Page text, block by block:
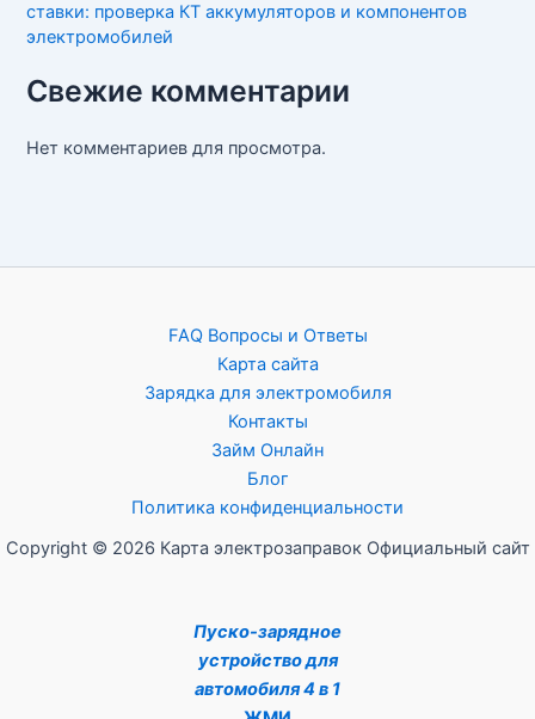
ставки: проверка КТ аккумуляторов и компонентов
электромобилей
Свежие комментарии
Нет комментариев для просмотра.
FAQ Вопросы и Ответы
Карта сайта
Зарядка для электромобиля
Контакты
Займ Онлайн
Блог
Политика конфиденциальности
Copyright © 2026 Карта электрозаправок Официальный сайт
Пуско-зарядное
устройство для
автомобиля 4 в 1